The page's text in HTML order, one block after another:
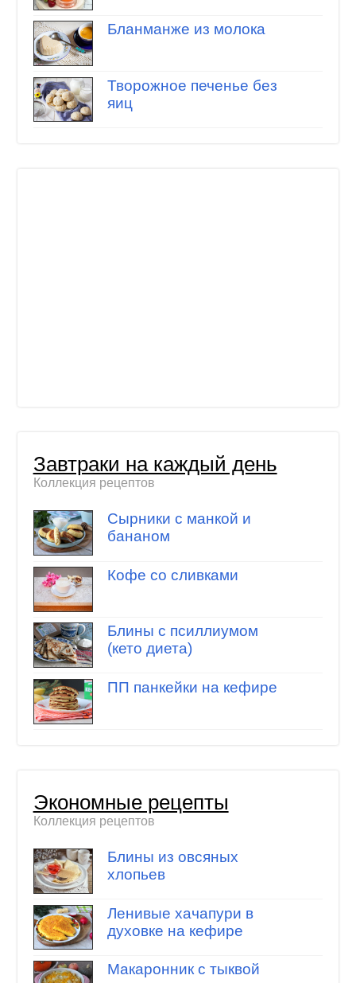
Бланманже из молока
Творожное печенье без
яиц
Завтраки на каждый день
Коллекция рецептов
Сырники с манкой и
бананом
Кофе со сливками
Блины с псиллиумом
(кето диета)
ПП панкейки на кефире
Экономные рецепты
Коллекция рецептов
Блины из овсяных
хлопьев
Ленивые хачапури в
духовке на кефире
Макаронник с тыквой